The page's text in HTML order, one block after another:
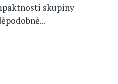
skupiny